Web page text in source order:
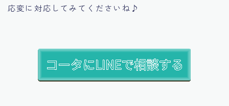
応変に対応してみてくださいね♪